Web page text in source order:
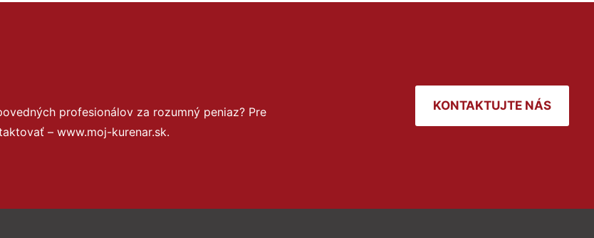
profesionálov za rozumný peniaz? Pre
– www.moj-kurenar.sk.
KONTAKTUJTE NÁS